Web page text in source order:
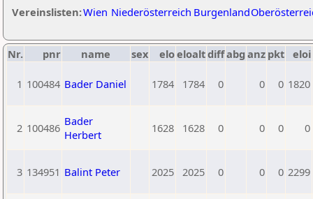
Vereinslisten:Wien Niederösterreich Burgenland
Nr. pnr name sex eloeloaltdiffabg anz pkt eloi
1 100484 Bader Daniel 1784 1784 0 0 0 1820
2 100486 Bader
Herbert
1628 1628 0 0 0 0
3 134951 Balint Peter 2025 2025 0 0 0 2299